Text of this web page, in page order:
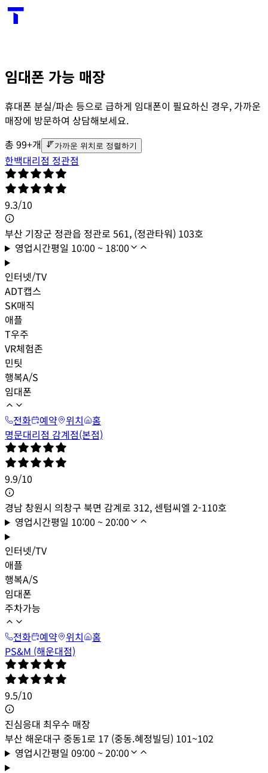
임대폰 가능 매장
휴대폰 분실/파손 등으로 급하게 임대폰이 필요하신 경우, 가까운
매장에 방문하여 상담해보세요.
총 99+개 가까운 위치로 정렬하기
한백대리점 정관점
9.3/10
부산 기장군 정관읍 정관로 561, (정관타워) 103호
영업시간평일 10:00 ~ 18:00
인터넷/TV
ADT캡스
SK매직
애플
T우주
VR체험존
민팃
행복A/S
임대폰
전화
예약 위치
홈
명문대리점 감계점(본점)
9.9/10
경남 창원시 의창구 북면 감계로 312, 센텀씨엘 2-110호
영업시간평일 10:00 ~ 20:00
인터넷/TV
애플
행복A/S
임대폰
주차가능
전화
예약 위치
홈
PS&M (해운대점)
9.5/10
진심응대 최우수 매장
부산 해운대구 중동1로 17 (중동.혜정빌딩) 101~102
영업시간평일 09:00 ~ 20:00